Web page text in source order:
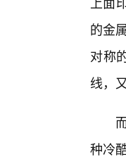
的金
对称
线，
种冷